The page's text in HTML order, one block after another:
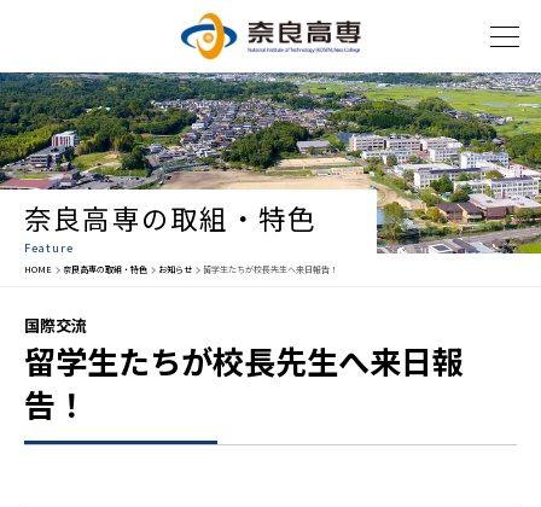
奈良高専の取組・特色
Feature
HOME 奈良高専の取組・特色 お知らせ 留学生たちが校長先生へ来日報告！
国際交流
留学生たちが校長先生へ来日報
告！